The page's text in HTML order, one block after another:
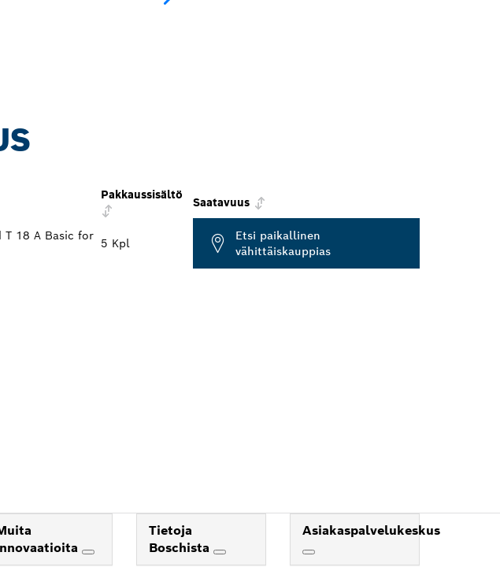
Pakkaussisältö
Saatavuus
T 18 A Basic for
5 Kpl
Etsi paikallinen
vähittäiskauppias
Tietoja
Boschista
Asiakaspalvelukeskus